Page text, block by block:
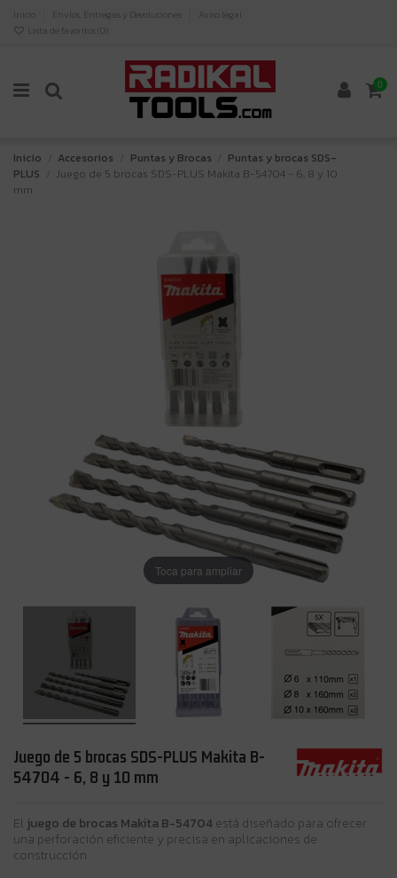
Inicio Envíos, Entregas y Devoluciones
Aviso legal
Lista de favoritos ( 0)
0
Inicio Accesorios Puntas y Brocas
Puntas y brocas SDS-
PLUS
Juego de 5 brocas SDS-PLUS Makita B-54704 - 6, 8 y 10
mm
Toca para ampliar
Juego de 5 brocas SDS-PLUS Makita B-
54704 - 6, 8 y 10 mm
El juego de brocas Makita B-54704 está diseñado para ofrecer
una perforación eficiente y precisa en aplicaciones de
construcción.